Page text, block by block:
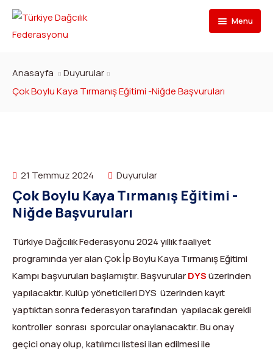
Menu
İletişim
Başkan
Yönetim Kurulu
İl Temsilcileri
Dağ Evi
Kurullar
Federasyon Logosu
Branşlar
Para Tırmanış
Dağ Kayağı
Kanyoning
Yüksek Dağ Koşusu
Haber Yayınlama Prosedürü
Kulüp Eğitim Başvuruları ve Uygulama Adımları
Faaliyet Programı
Formlar
Türkiye ‘nin Dağları
Tırmanış Raporları
Anti-Doping
Mevzuat
Başvur
Görevli Başvurusu
Kimlik Başvurusu
DYS Şifre
DYS İlk Giriş ve Şifre (Sporcu, Antrenör, Hakem vb.)
DYS Şifre Başvuru Formu (Sadece Kulüp Yetkilileri)
Anasayfa
Duyurular
Çok Boylu Kaya Tırmanış Eğitimi -Niğde Başvuruları
21 Temmuz 2024 Duyurular
Çok Boylu Kaya Tırmanış Eğitimi -
Niğde Başvuruları
Türkiye Dağcılık Federasyonu 2024 yıllık faaliyet
programında yer alan Çok İp Boylu Kaya Tırmanış Eğitimi
Kampı başvuruları başlamıştır. BaşvurularDYSüzerinden
yapılacaktır. Kulüp yöneticileri DYS üzerinden kayıt
yaptıktan sonra federasyon tarafından yapılacak gerekli
kontroller sonrası sporcular onaylanacaktır. Bu onay
geçici onay olup, katılımcı listesi ilan edilmesi ile